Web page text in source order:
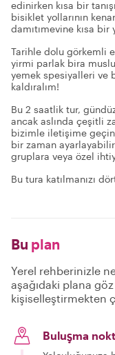
edinirken kısa bir
bisiklet yollarının
damıtımevine kısa bir
Tarihle dolu görkemli
yirmi parlak bira
yemek spesiyalleri ve
kaldıralım!
Bu 2 saatlik tur,
ancak aslında çeşitli
bizimle iletişime
bir zaman
gruplara veya özel
Bu tura katılmanızı
Bu plan
Yerel rehberinizle
aşağıdaki plana
kişiselleştirmekten
Buluşma